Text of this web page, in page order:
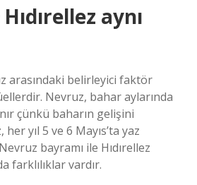
aynı
arasındaki belirleyici faktör
Nevruz, bahar aylarında
çünkü baharın gelişini
her yıl 5 ve 6 Mayıs’ta yaz
bayramı ile Hıdırellez
farklılıklar vardır.